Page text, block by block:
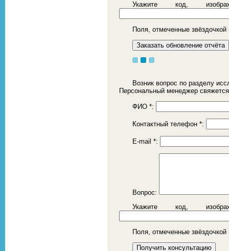
Укажите код,
Поля, отмеченные звёздочкой
Возник вопрос по разделу
Персональный менеджер
ФИО *:
Контактный телефон *:
E-mail *:
Вопрос:
Укажите код,
Поля, отмеченные звёздочкой